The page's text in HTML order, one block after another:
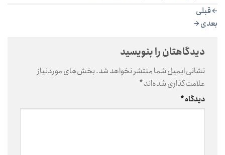
←قبلی
بعدی→
دیدگاهتان را بنویسید
نشانی ایمیل شما منتشر نخواهد شد.بخش‌های موردنیاز
علامت‌گذاری شده‌اند*
دیدگاه*